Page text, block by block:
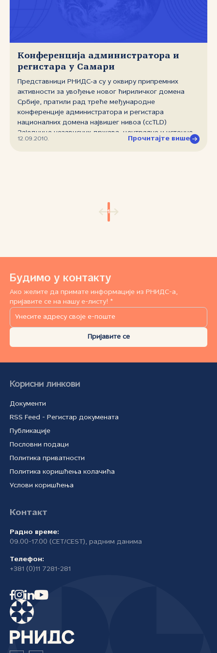
Конференција администратора и
регистара у Самари
Представници РНИДС‑а су у оквиру припремних
активности за увођење новог ћириличког домена
Србије, пратили рад треће међународне
конференције администратора и регистара
националних домена највишег нивоа (ccTLD)
Заједнице независних држава, централне и источне
Европе. Овај међународни скуп је одржан од 7. до 10.
представника из двадесетак земаља. Међу њима су,
поред чланова националних регистара, били и
посвећеног IDN доменима, наш представник одржао
је предавање и присутнима представио РНИДС и
актуелни процес увођења ћириличког домена. ВИШЕ
ИНФОРМАЦИЈА:
http://meeting2010.cctld.ru/eng/program.php
12.09.2010. Прочитајте више
1
Будимо у контакту
Ако желите да примате информације из РНИДС-а,
пријавите се на нашу е-листу! *
Пријавите се
Корисни линкови
Документи
RSS Feed - Регистар докумената
Публикације
Пословни подаци
Политика приватности
Политика коришћења колачића
Услови коришћења
Контакт
Радно време:
09.00-17.00 (CET/CEST), радним данима
Телефон:
+381 (0)11 7281-281